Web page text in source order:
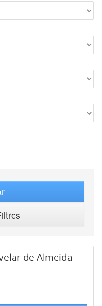
de Almeida